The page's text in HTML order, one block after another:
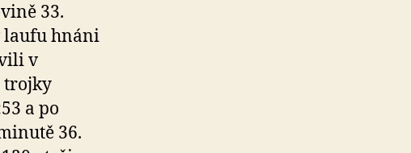
33.
laufu hnáni
v
trojky
a po
36.